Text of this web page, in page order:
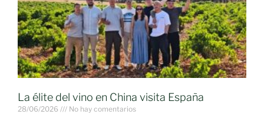
La élite del vino en China visita España
28/06/2026 No hay comentarios